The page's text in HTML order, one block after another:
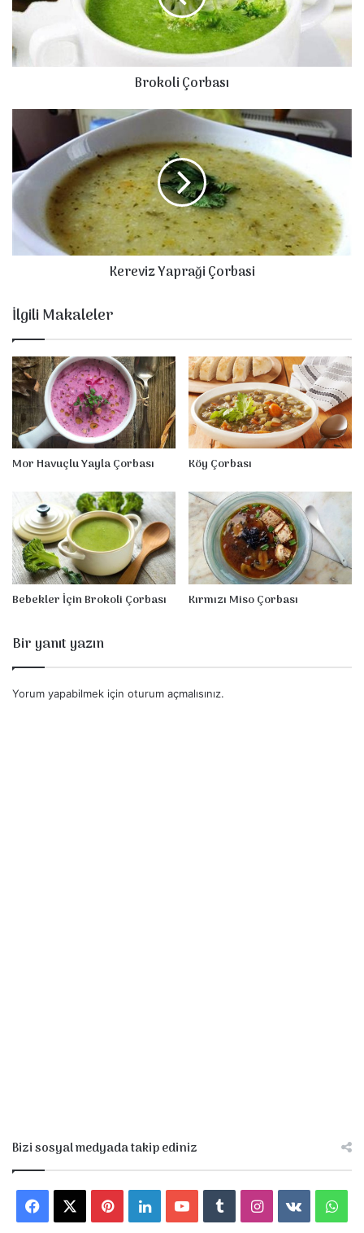
Brokoli Çorbası
Yapraği
Çorbasi
Kereviz Yapraği Çorbasi
İlgili Makaleler
Mor Havuçlu Yayla Çorbası Köy Çorbası
Bebekler İçin Brokoli Çorbası Kırmızı Miso Çorbası
Bir yanıt yazın
Yorum yapabilmek için oturum açmalısınız.
Bizi sosyal medyada takip ediniz
Facebook PinterestLinkedInYouTubeTumblrInstagram
vk.com